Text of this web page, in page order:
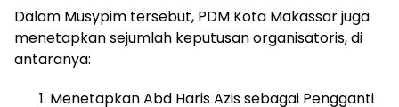
Dalam Musypim tersebut, PDM Kota Makassar juga
menetapkan sejumlah keputusan organisatoris, di
antaranya:
Menetapkan Abd Haris Azis sebagai Pengganti